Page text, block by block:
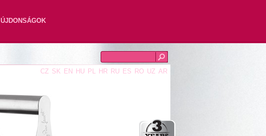
ÚJDONSÁGOK
CZ SK EN HU PL HR RU ES RO UZ AR